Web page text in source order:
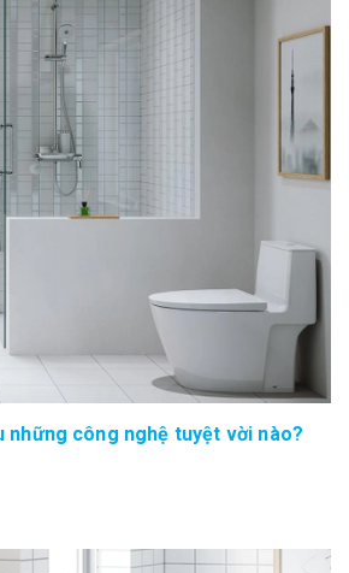
những công nghệ tuyệt vời nào?